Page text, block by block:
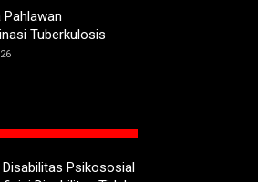
Tuberkulosis
Psikososial